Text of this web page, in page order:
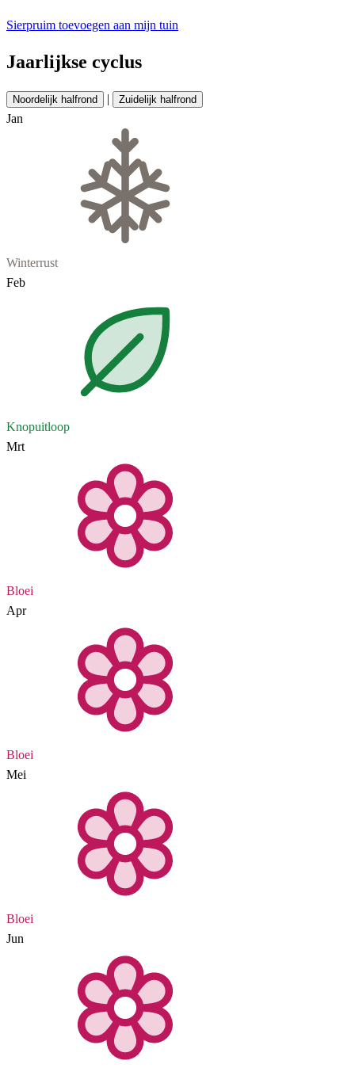
Sierpruim toevoegen aan mijn tuin
Jaarlijkse cyclus
Noordelijk halfrond | Zuidelijk halfrond
Jan
Winterrust
Feb
Knopuitloop
Mrt
Bloei
Apr
Bloei
Mei
Bloei
Jun